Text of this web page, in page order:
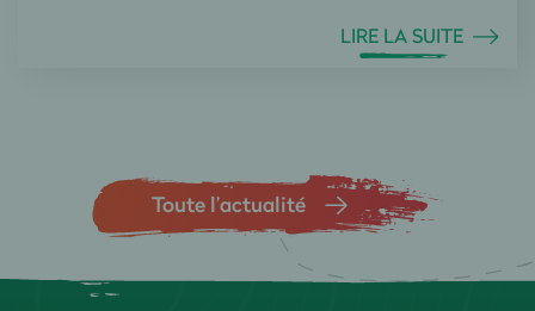
LIRE LA SUITE
Toute l’actualité